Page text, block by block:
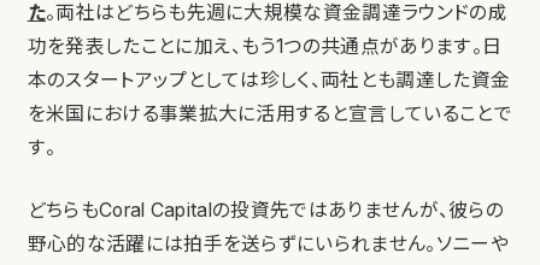
た。両社はどちらも先週に大規模な資金調達ラウンドの成
功を発表したことに加え、もう1つの共通点があります。日
本のスタートアップとしては珍しく、両社とも調達した資金
を米国における事業拡大に活用すると宣言していることで
す。
どちらもCoral Capitalの投資先ではありませんが、彼らの
野心的な活躍には拍手を送らずにいられません。ソニーや